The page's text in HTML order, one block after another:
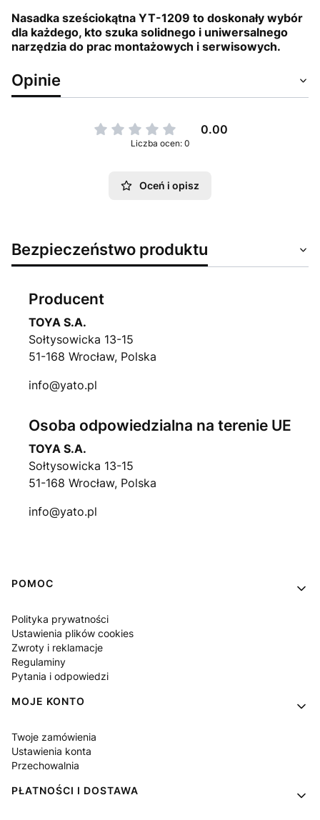
Nasadka sześciokątna YT-1209 to doskonały wybór
dla każdego, kto szuka solidnego i uniwersalnego
narzędzia do prac montażowych i serwisowych.
Opinie
0.00
Liczba ocen: 0
Oceń i opisz
Bezpieczeństwo produktu
Producent
TOYA S.A.
Sołtysowicka 13-15
51-168 Wrocław, Polska
info@yato.pl
Osoba odpowiedzialna na terenie UE
TOYA S.A.
Sołtysowicka 13-15
51-168 Wrocław, Polska
info@yato.pl
Linki w stopce
POMOC
Polityka prywatności
Ustawienia plików cookies
Zwroty i reklamacje
Regulaminy
Pytania i odpowiedzi
MOJE KONTO
Twoje zamówienia
Ustawienia konta
Przechowalnia
PŁATNOŚCI I DOSTAWA